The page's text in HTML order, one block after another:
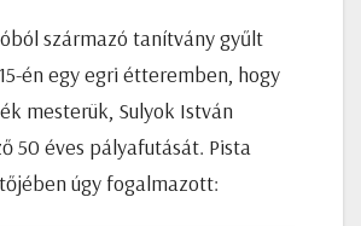
származó tanítvány gyűlt
én egy egri étteremben, hogy
mesterük, Sulyok István
50 éves pályafutását. Pista
úgy fogalmazott: